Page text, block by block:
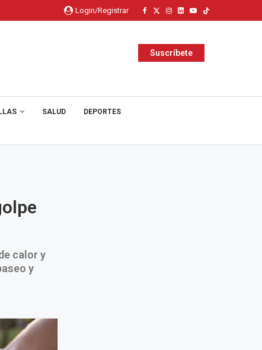
Login/Registrar
Suscríbete
SALUD DEPORTES
calor y
y